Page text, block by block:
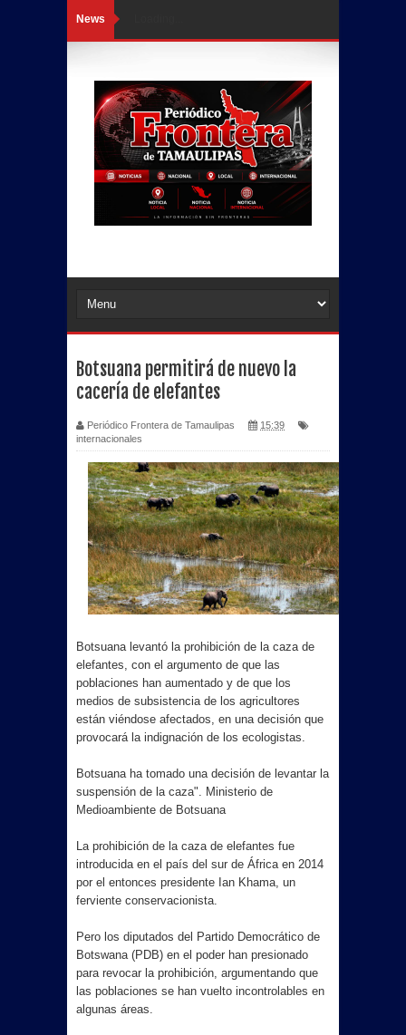
News
Botsuana permitirá de nuevo la
cacería de elefantes
Periódico Frontera de Tamaulipas
15:39
internacionales
Botsuana levantó la prohibición de la caza de
elefantes, con el argumento de que las
poblaciones han aumentado y de que los
medios de subsistencia de los agricultores
están viéndose afectados, en una decisión que
provocará la indignación de los ecologistas.
Botsuana ha tomado una decisión de levantar la
suspensión de la caza". Ministerio de
Medioambiente de Botsuana
La prohibición de la caza de elefantes fue
introducida en el país del sur de África en 2014
por el entonces presidente Ian Khama, un
ferviente conservacionista.
Pero los diputados del Partido Democrático de
Botswana (PDB) en el poder han presionado
para revocar la prohibición, argumentando que
las poblaciones se han vuelto incontrolables en
algunas áreas.